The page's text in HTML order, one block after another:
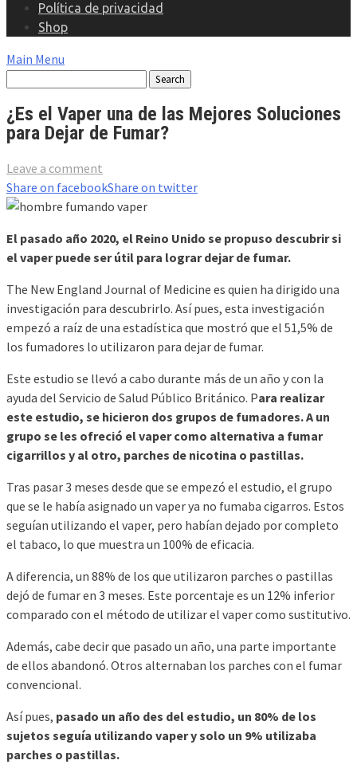
Política de privacidad
Shop
Main Menu
¿Es el Vaper una de las Mejores Soluciones
para Dejar de Fumar?
Leave a comment
Share on facebookShare on twitter
El pasado año 2020, el Reino Unido se propuso descubrir si
el vaper puede ser útil para lograr dejar de fumar.
The New England Journal of Medicine es quien ha dirigido una
investigación para descubrirlo. Así pues, esta investigación
empezó a raíz de una estadística que mostró que el 51,5% de
los fumadores lo utilizaron para dejar de fumar.
Este estudio se llevó a cabo durante más de un año y con la
ayuda del Servicio de Salud Público Británico. Para realizar
este estudio, se hicieron dos grupos de fumadores. A un
grupo se les ofreció el vaper como alternativa a fumar
cigarrillos y al otro, parches de nicotina o pastillas.
Tras pasar 3 meses desde que se empezó el estudio, el grupo
que se le había asignado un vaper ya no fumaba cigarros. Estos
seguían utilizando el vaper, pero habían dejado por completo
el tabaco, lo que muestra un 100% de eficacia.
A diferencia, un 88% de los que utilizaron parches o pastillas
dejó de fumar en 3 meses. Este porcentaje es un 12% inferior
comparado con el método de utilizar el vaper como sustitutivo.
Además, cabe decir que pasado un año, una parte importante
de ellos abandonó. Otros alternaban los parches con el fumar
convencional.
Así pues, pasado un año des del estudio, un 80% de los
sujetos seguía utilizando vaper y solo un 9% utilizaba
parches o pastillas.